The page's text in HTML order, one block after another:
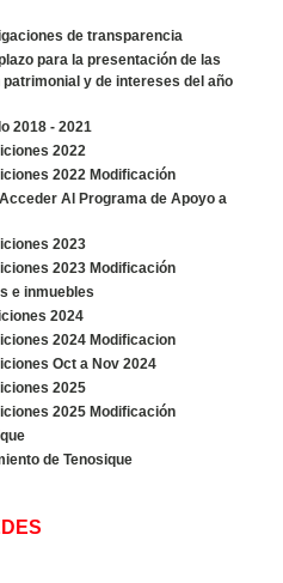
de transparencia
para la presentación de las
y de intereses del año
2018 - 2021
2022
2022 Modificación
Al Programa de Apoyo a
2023
2023 Modificación
e inmuebles
2024
2024 Modificacion
Oct a Nov 2024
2025
2025 Modificación
de Tenosique